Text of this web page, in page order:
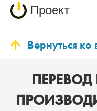
Проект
Вернуться ко